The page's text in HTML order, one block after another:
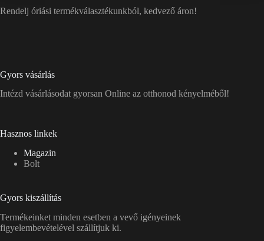
Rendelj óriási termékválasztékunkból, kedvező áron!
Gyors vásárlás
Intézd vásárlásodat gyorsan Online az otthonod kényelméből!
Hasznos linkek
Magazin
Bolt
Gyors kiszállítás
Termékeinket minden esetben a vevő igényeinek
figyelembevételével szállítjuk ki.